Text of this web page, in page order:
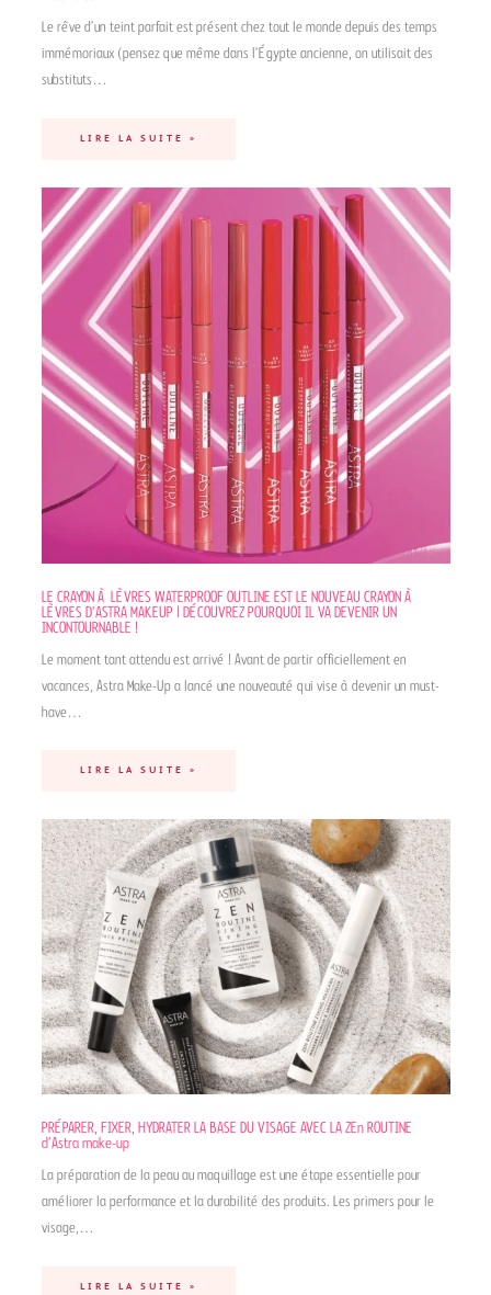
Le rêve d’un teint parfait est présent chez tout le monde depuis des temps
immémoriaux (pensez que même dans l’Égypte ancienne, on utilisait des
substituts…
LIRE LA SUITE »
LE CRAYON À LÈVRES WATERPROOF OUTLINE EST LE NOUVEAU CRAYON À
LÈVRES D’ASTRA MAKEUP | DÉCOUVREZ POURQUOI IL VA DEVENIR UN
INCONTOURNABLE !
Le moment tant attendu est arrivé ! Avant de partir officiellement en
vacances, Astra Make-Up a lancé une nouveauté qui vise à devenir un must-
have…
LIRE LA SUITE »
PRÉPARER, FIXER, HYDRATER LA BASE DU VISAGE AVEC LA ZEn ROUTINE
d’Astra make-up
La préparation de la peau au maquillage est une étape essentielle pour
améliorer la performance et la durabilité des produits. Les primers pour le
visage,…
LIRE LA SUITE »